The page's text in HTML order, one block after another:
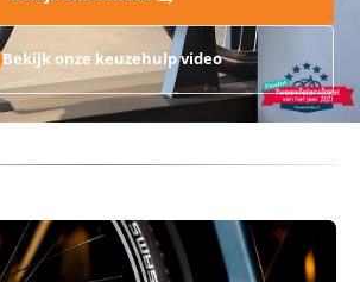
Bekijk onze keuzehulp video